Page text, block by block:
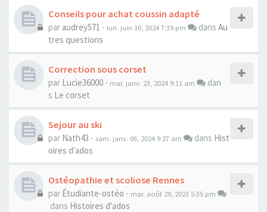
Conseils pour achat coussin adapté
par audrey571 - lun. juin 10, 2024 7:39 pm dans Au
tres questions
Correction sous corset
par Lucie36000 - mar. janv. 23, 2024 9:11 am
dan
s Le corset
Sejour au ski
par Nath43 - sam. janv. 06, 2024 9:27 am dans Hist
oires d'ados
Ostéopathie et scoliose Rennes
par Étudiante-ostéo - mar. août 29, 2023 5:35 pm
dans Histoires d'ados